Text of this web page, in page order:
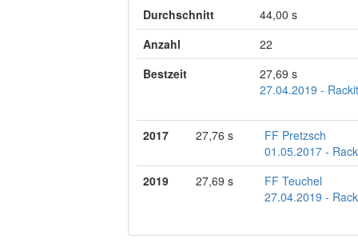
Durchschnitt
44,00 s
Anzahl
22
Bestzeit
27,69 s
27.04.2019 -
2017 27,76 s
FF Pretzsch
01.05.2017 -
2019
27,69 s
FF Teuchel
27.04.2019 -